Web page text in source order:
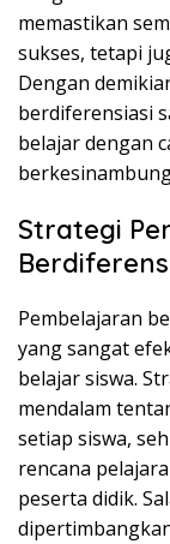
memastikan
sukses, tetapi
Dengan
berdiferensiasi
belajar dengan
Strategi
Pembelajaran
yang sangat
belajar siswa.
mendalam
setiap siswa,
rencana
peserta didik.